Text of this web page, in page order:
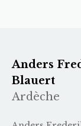
Anders
Blauert
Ardèche